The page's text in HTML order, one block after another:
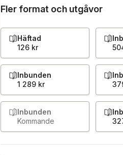
Fler format och utgåvor
Häftad
126 kr
Inbunden
1 289 kr
Inbunden
Kommande